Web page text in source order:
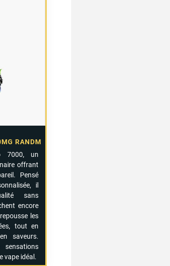
RANDM
7000, un
offrant
Pensé
, il
sans
encore
repousse les
touten
ensaveurs.
sensations
vape idéal.